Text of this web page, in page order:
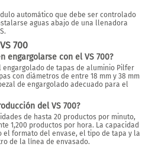
automático que debe ser controlado
aguas abajo de una llenadora
700
engargolarse con el VS 700?
engargolado de tapas de aluminio Pilfer
con diámetros de entre 18 mm y 38 mm
de engargolado adecuado para el
del VS 700?
de hasta 20 productos por minuto,
1,200 productos por hora. La capacidad
el formato del envase, el tipo de tapa y la
de la línea de envasado.